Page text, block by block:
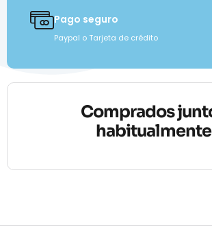
Pago seguro
Paypal o Tarjeta de crédito
Comprados
habitualmente